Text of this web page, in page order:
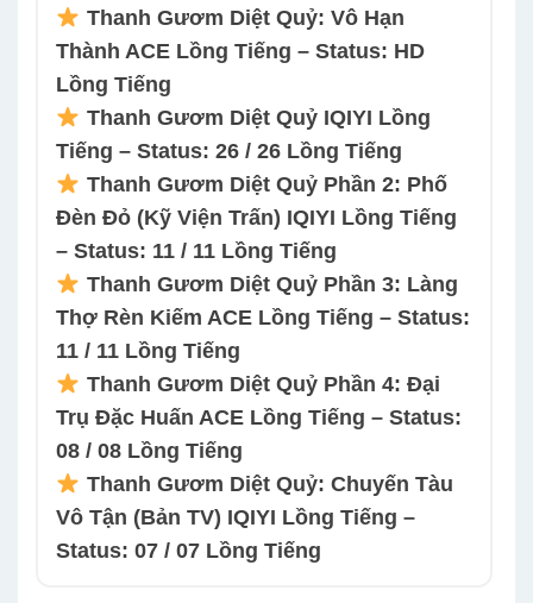
Thanh Gươm Diệt Quỷ: Vô Hạn
Thành ACE Lồng Tiếng – Status: HD
Lồng Tiếng
Thanh Gươm Diệt Quỷ IQIYI Lồng
Tiếng – Status: 26 / 26 Lồng Tiếng
Thanh Gươm Diệt Quỷ Phần 2: Phố
Đèn Đỏ (Kỹ Viện Trấn) IQIYI Lồng Tiếng
– Status: 11 / 11 Lồng Tiếng
Thanh Gươm Diệt Quỷ Phần 3: Làng
Thợ Rèn Kiếm ACE Lồng Tiếng – Status:
11 / 11 Lồng Tiếng
Thanh Gươm Diệt Quỷ Phần 4: Đại
Trụ Đặc Huấn ACE Lồng Tiếng – Status:
08 / 08 Lồng Tiếng
Thanh Gươm Diệt Quỷ: Chuyến Tàu
Vô Tận (Bản TV) IQIYI Lồng Tiếng –
Status: 07 / 07 Lồng Tiếng